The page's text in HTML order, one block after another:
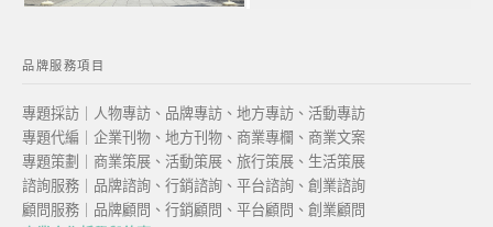
品牌服務項目
專題採訪｜人物專訪、品牌專訪、地方專訪、活動專訪
專題代編｜企業刊物、地方刊物、商業專欄、商業文案
專題策劃｜商業策展、活動策展、旅行策展、生活策展
諮詢服務｜品牌諮詢、行銷諮詢、平台諮詢、創業諮詢
顧問服務｜品牌顧問、行銷顧問、平台顧問、創業顧問